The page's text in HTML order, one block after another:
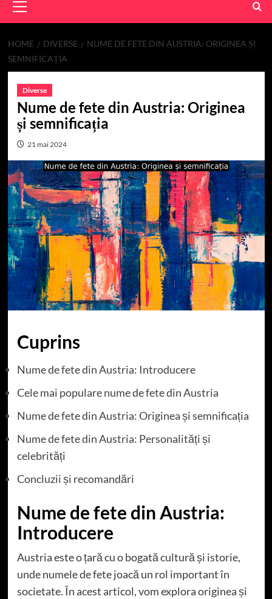
Menu
HOME DIVERSE
NUME DE FETE DIN AUSTRIA: ORIGINEA ȘI
SEMNIFICAȚIA
Diverse
Nume de fete din Austria: Originea
și semnificația
21 mai 2024
Cuprins
Nume de fete din Austria: Introducere
Cele mai populare nume de fete din Austria
Nume de fete din Austria: Originea și semnificația
Nume de fete din Austria: Personalități și
celebrități
Concluzii și recomandări
Nume de fete din Austria:
Introducere
Austria este o țară cu o bogată cultură și istorie,
unde numele de fete joacă un rol important în
societate. În acest articol, vom explora originea și